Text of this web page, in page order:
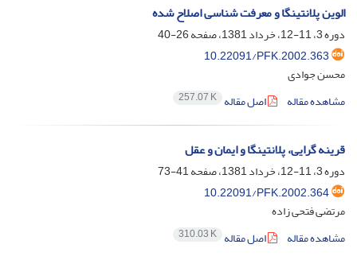
الوین پلانتینگا و معرفت شناسی اصلاح شده
دوره 3، 11-12، خرداد 1381، صفحه
26-40
10.22091/PFK.2002.363
محسن جوادی
مشاهده مقاله
اصل مقاله 257.07 K
قرینه گرایی، پلانتینگا و ایمان و عقل
دوره 3، 11-12، خرداد 1381، صفحه
41-73
10.22091/PFK.2002.364
مرتضی فتحی زاده
مشاهده مقاله
اصل مقاله 310.03 K